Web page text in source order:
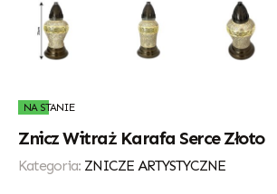
NA STANIE
Znicz Witraż Karafa Serce Złoto
Kategoria: ZNICZE ARTYSTYCZNE